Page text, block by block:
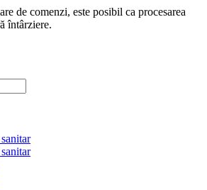
de comenzi, este posibil ca procesarea
întârziere.